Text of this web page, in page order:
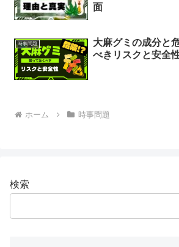
面
時事問題
大麻グミの成分と
べきリスクと安全
ホーム 時事問題
検索